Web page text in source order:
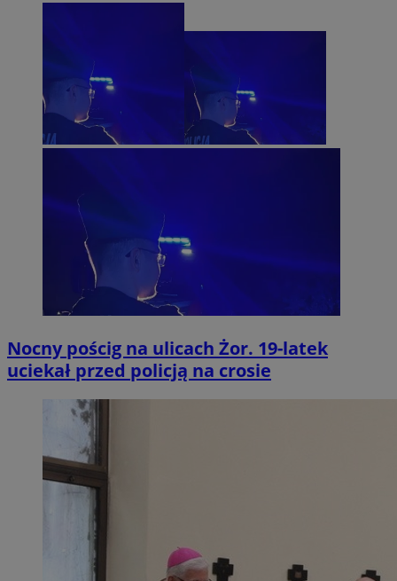
Nocny pościg na ulicach Żor. 19-latek
uciekał przed policją na crosie